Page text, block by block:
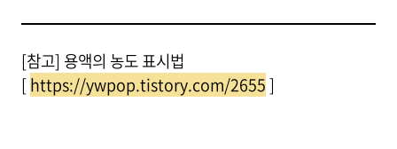
[참고] 용액의 농도 표시법
[https://ywpop.tistory.com/2655]